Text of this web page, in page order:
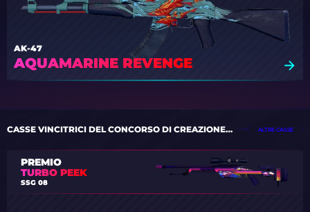
AK-47
AQUAMARINE REVENGE
CASSE VINCITRICI DEL CONCORSO DI CREAZIONE CASSE ALTRE CASSE
PREMIO
TURBO PEEK
SSG 08